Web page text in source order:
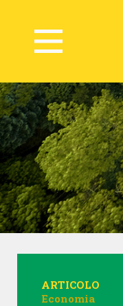
ARTICOLO
Economia